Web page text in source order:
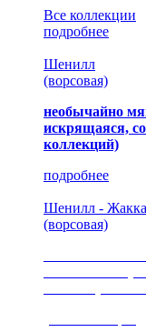
Все коллекции
подробнее
Шенилл
(ворсовая)
необычайно
искрящаяся,
коллекций)
подробнее
Шенилл -
(ворсовая)